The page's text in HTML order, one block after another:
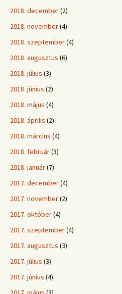
2018. december(2)
2018. november(4)
2018. szeptember(4)
2018. augusztus (6)
2018. július (3)
2018. június (2)
2018. május (4)
2018. április (2)
2018. március (4)
2018. február(3)
2018. január(7)
2017. december(4)
2017. november(2)
2017. október(4)
2017. szeptember(4)
2017. augusztus (3)
2017. július (3)
2017. június (4)